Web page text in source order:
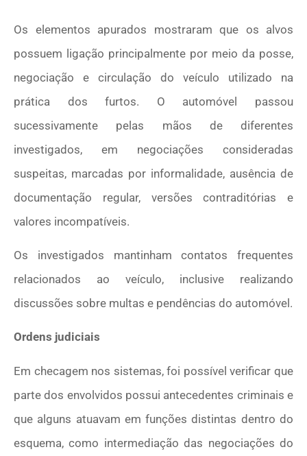
Os elementos apurados mostraram que os alvos
possuem ligação principalmente por meio da posse,
negociação e circulação do veículo utilizado na
prática dos furtos. O automóvel passou
sucessivamente pelas mãos de diferentes
investigados, em negociações consideradas
suspeitas, marcadas por informalidade, ausência de
documentação regular, versões contraditórias e
valores incompatíveis.
Os investigados mantinham contatos frequentes
relacionados ao veículo, inclusive realizando
discussões sobre multas e pendências do automóvel.
Ordens judiciais
Em checagem nos sistemas, foi possível verificar que
parte dos envolvidos possui antecedentes criminais e
que alguns atuavam em funções distintas dentro do
esquema, como intermediação das negociações do